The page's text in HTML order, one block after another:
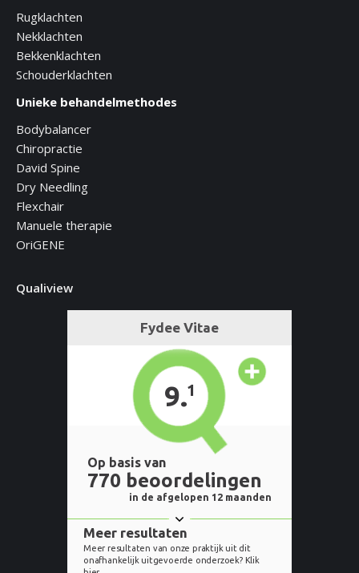
Rugklachten
Nekklachten
Bekkenklachten
Schouderklachten
Unieke behandelmethodes
Bodybalancer
Chiropractie
David Spine
Dry Needling
Flexchair
Manuele therapie
OriGENE
Qualiview